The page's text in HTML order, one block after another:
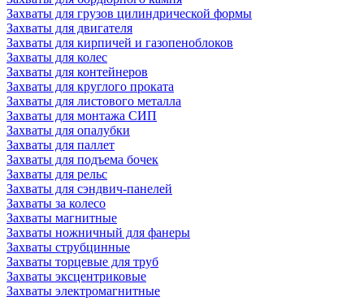
Захваты для грузов цилиндрической формы
Захваты для двигателя
Захваты для кирпичей и газопеноблоков
Захваты для колес
Захваты для контейнеров
Захваты для круглого проката
Захваты для листового металла
Захваты для монтажа СИП
Захваты для опалубки
Захваты для паллет
Захваты для подъема бочек
Захваты для рельс
Захваты для сэндвич-панелей
Захваты за колесо
Захваты магнитные
Захваты ножничный для фанеры
Захваты струбцинные
Захваты торцевые для труб
Захваты эксцентриковые
Захваты электромагнитные